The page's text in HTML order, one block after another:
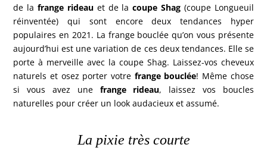
de lafrange rideauet de lacoupe Shag(coupe Longueuil
réinventée) qui sont encore deux tendances hyper
populaires en 2021. La frange bouclée qu’on vous présente
aujourd’hui est une variation de ces deux tendances. Elle se
porte à merveille avec la coupe Shag. Laissez-vos cheveux
naturels et osez porter votre frange bouclée! Même chose
si vous avez une frange rideau, laissez vos boucles
naturelles pour créer un look audacieux et assumé.
La pixie très courte